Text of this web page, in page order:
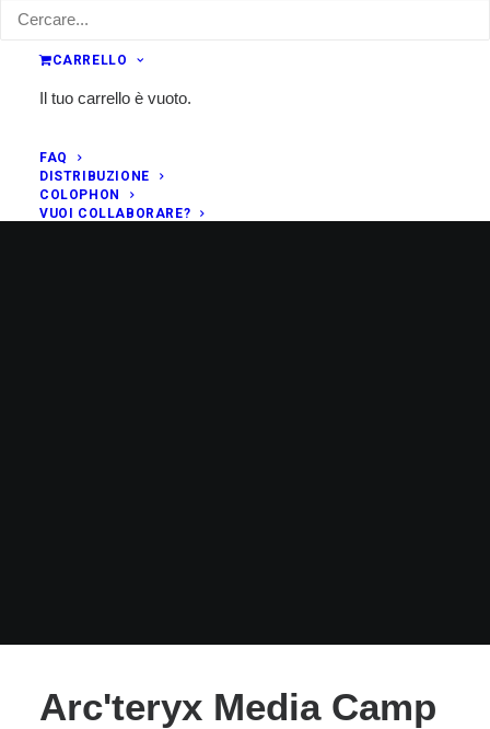
CARRELLO
Il tuo carrello è vuoto.
FAQ
DISTRIBUZIONE
COLOPHON
VUOI COLLABORARE?
Arc'teryx Media Camp